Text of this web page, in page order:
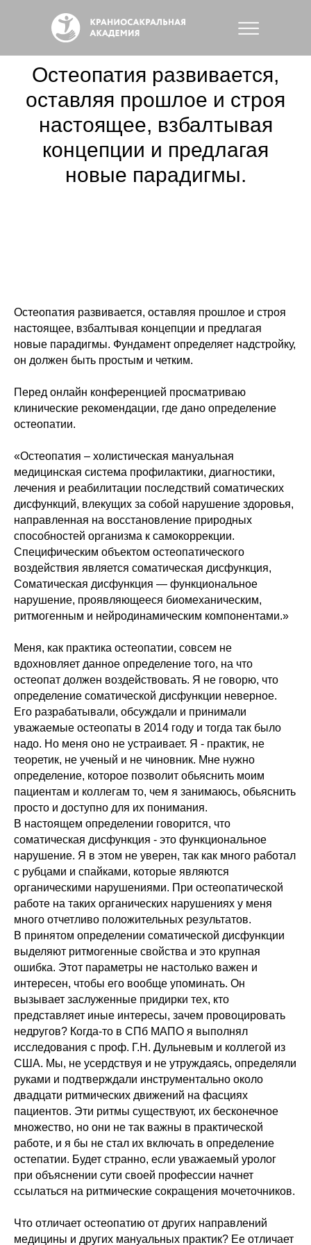
Остеопатия развивается,
оставляя прошлое и строя
настоящее, взбалтывая
концепции и предлагая
новые парадигмы.
Остеопатия развивается, оставляя прошлое и строя
настоящее, взбалтывая концепции и предлагая
новые парадигмы. Фундамент определяет надстройку,
он должен быть простым и четким.
Перед онлайн конференцией просматриваю
клинические рекомендации, где дано определение
остеопатии.
«Остеопатия – холистическая мануальная
медицинская система профилактики, диагностики,
лечения и реабилитации последствий соматических
дисфункций, влекущих за собой нарушение здоровья,
направленная на восстановление природных
способностей организма к самокоррекции.
Специфическим объектом остеопатического
воздействия является соматическая дисфункция,
Соматическая дисфункция — функциональное
нарушение, проявляющееся биомеханическим,
ритмогенным и нейродинамическим компонентами.»
Меня, как практика остеопатии, совсем не
вдохновляет данное определение того, на что
остеопат должен воздействовать. Я не говорю, что
определение соматической дисфункции неверное.
Его разрабатывали, обсуждали и принимали
уважаемые остеопаты в 2014 году и тогда так было
надо. Но меня оно не устраивает. Я - практик, не
теоретик, не ученый и не чиновник. Мне нужно
определение, которое позволит обьяснить моим
пациентам и коллегам то, чем я занимаюсь, обьяснить
просто и доступно для их понимания.
В настоящем определении говорится, что
соматическая дисфункция - это функциональное
нарушение. Я в этом не уверен, так как много работал
с рубцами и спайками, которые являются
органическими нарушениями. При остеопатической
работе на таких органических нарушениях у меня
много отчетливо положительных результатов.
В принятом определении соматической дисфункции
выделяют ритмогенные свойства и это крупная
ошибка. Этот параметры не настолько важен и
интересен, чтобы его вообще упоминать. Он
вызывает заслуженные придирки тех, кто
представляет иные интересы, зачем провоцировать
недругов? Когда-то в СПб МАПО я выполнял
исследования с проф. Г.Н. Дульневым и коллегой из
США. Мы, не усердствуя и не утруждаясь, определяли
руками и подтверждали инструментально около
двадцати ритмических движений на фасциях
пациентов. Эти ритмы существуют, их бесконечное
множество, но они не так важны в практической
работе, и я бы не стал их включать в определение
остепатии. Будет странно, если уважаемый уролог
при объяснении сути своей профессии начнет
ссылаться на ритмические сокращения мочеточников.
Что отличает остеопатию от других направлений
медицины и других мануальных практик? Ее отличает